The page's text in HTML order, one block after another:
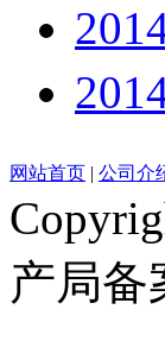
网站首页 | 公司介
产局备